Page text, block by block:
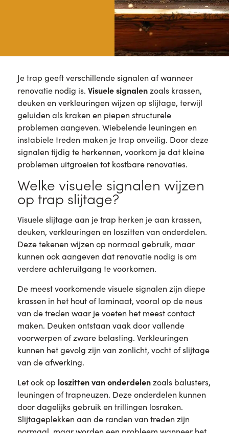
Je trap geeft verschillende signalen af wanneer
renovatie nodig is. Visuele signalenzoals krassen,
deuken en verkleuringen wijzen op slijtage, terwijl
geluiden als kraken en piepen structurele
problemen aangeven. Wiebelende leuningen en
instabiele treden maken je trap onveilig. Door deze
signalen tijdig te herkennen, voorkom je dat kleine
problemen uitgroeien tot kostbare renovaties.
Welke visuele signalen wijzen
op trap slijtage?
Visuele slijtage aan je trap herken je aan krassen,
deuken, verkleuringen en loszitten van onderdelen.
Deze tekenen wijzen op normaal gebruik, maar
kunnen ook aangeven dat renovatie nodig is om
verdere achteruitgang te voorkomen.
De meest voorkomende visuele signalen zijn diepe
krassen in het hout of laminaat, vooral op de neus
van de treden waar je voeten het meest contact
maken. Deuken ontstaan vaak door vallende
voorwerpen of zware belasting. Verkleuringen
kunnen het gevolg zijn van zonlicht, vocht of slijtage
van de afwerking.
Let ook op loszitten van onderdelenzoals balusters,
leuningen of trapneuzen. Deze onderdelen kunnen
door dagelijks gebruik en trillingen losraken.
Slijtageplekken aan de randen van treden zijn